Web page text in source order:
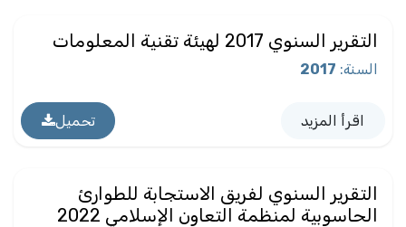
التقرير السنوي 2017 لهيئة تقنية المعلومات
السنة:
2017
اقرأ المزيد تحميل
التقرير السنوي لفريق الاستجابة للطوارئ
الحاسوبية لمنظمة التعاون الإسلامي 2022